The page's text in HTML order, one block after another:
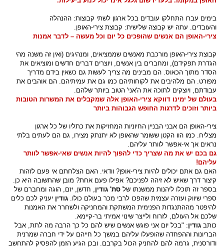
בימים עברו התחלקו עובדים בכל ארגון לשתי קבוצות: ההנהלה
והעובדים. עתה יש קבוצה שלישית: קבוצת צירי-האופן.
צירי-האופן הם אנשים שהופכים כל יום וכל מעשה – לדבר אמנות
קבוצת צירי-האופן מורכבת מאנשים שממציאים, ומנהיגים (ואין זה משנה מהי
הגדרת תפקידם), ומחברים בין אנשים, ויוצרים דברים חדשים ומוציאים את
הסדר מתוך הכאוס. הם מבינים מה צריך לעשות גם כשאין בידם מדריך
מפורט. הם מלהיבים את לקוחותיהם כמו גם את עמיתיהם. הם אוהבים את
עבודתם, ויוצקים לתוכה את ה'אני' הטוב ביותר שלהם.
בעולם של ימינו דווקא צירי-האופן אלה שמקבלים את המשרות הטובות
ביותר וזוכים לדרגות החופש הגבוהות ביותר
צירי-האופן הם אבני הבניין החיוניות המחזיקות את כתליו של כל ארגון
מצליח. כמו הוו הקטן ששומר שהאופן לא יתנתק מצירו, גם הם לעתים בלתי
נראים אך אי-אפשר לוותר עליהם.
גם בכם יש את מה שצריך כדי להפוך להיות אנשים שאי-אפשר לוותר
עליהם!
האם גם אתם יכולים להיות צירי-אופן? וודאי. האם הצלחתם אי פעם לזהות
קיצור דרך שאיש לא זיהה לפניכם? אפילו פעם אחת? מובן שהתשובה היא כן.
בספר זה תוכלו ליהנות ממשנתו של סת' גודין, חדשן, יזם, הוגה ומחברם של
ספרי שיווק ועזרה עצמית שהפכו לרבי מכר בעולם כולו. גודין יעניק לכם כלים
להיפטר מההתנגדות הפנימית המשתקת והמחניקה ולשחרר את האמנות
שלכם אל העולם, לזרוח ולייצר שינוי אמיתי בר-קיימא.
כותב גודין: "בכל יום אני פוגש אנשים שיש להם כל כך הרבה מה לתת, אבל
הבריונות וההפחדה שהופעלו עליהם במשך כל חייהם על ידי חברה שמרנית
ודורסנית, גרמה להם להחניק הכול בקרבם. ובכן הגיע הזמן להפסיק להתחשב